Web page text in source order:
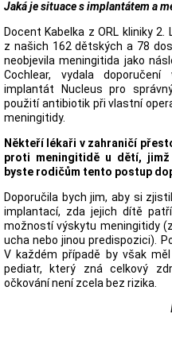
Jaká je situace s implantátem a
Docent Kabelka z ORL kliniky
z našich 162 dětských a 78
neobjevila meningitida jako
Cochlear, vydala
implantát Nucleus pro
použití antibiotik při vlastní
meningitidy.
Někteří lékaři v zahraničí
proti meningitidě u dětí,
byste rodičům tento postup
Doporučila bych jim, aby si
implantací, zda jejich dítě
možností výskytu meningitidy
ucha nebo jinou predispozici).
V každém případě by však
pediatr, který zná celkový
očkování není zcela bez rizika.